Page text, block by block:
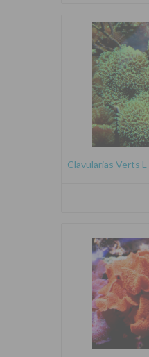
Clavularias Verts L